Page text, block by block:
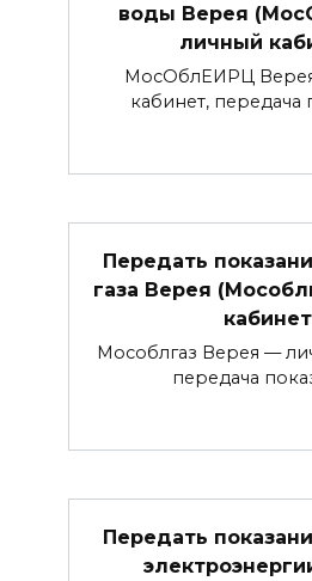
воды Верея
личный
МосОблЕИРЦ
кабинет, передача
Передать
газа Верея
кабинет
Мособлгаз Верея —
передача
Передать